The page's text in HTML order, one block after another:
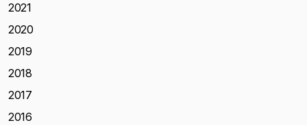
2021
2020
2019
2018
2017
2016